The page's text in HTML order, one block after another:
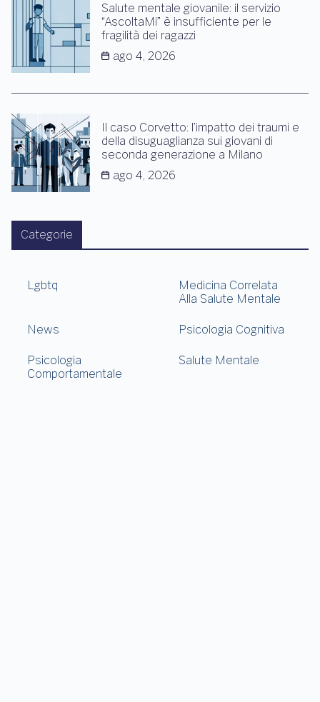
Salute mentale giovanile: il servizio
“AscoltaMi” è insufficiente per le
fragilità dei ragazzi
ago 4, 2026
Il caso Corvetto: l’impatto dei traumi e
della disuguaglianza sui giovani di
seconda generazione a Milano
ago 4, 2026
Categorie
Lgbtq
Medicina Correlata
Alla Salute Mentale
News Psicologia Cognitiva
Psicologia
Comportamentale
Salute Mentale